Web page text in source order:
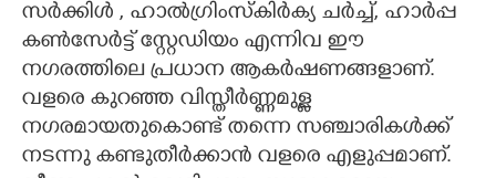
സർക്കിൾ , ഹാൽഗ്രിംസ്കിർക്യ ചർച്ച്, ഹാർപ്പ
കൺസേർട്ട് സ്റ്റേഡിയം എന്നിവ ഈ
നഗരത്തിലെ പ്രധാന ആകർഷണങ്ങളാണ്.
വളരെ കുറഞ്ഞ വിസ്തീർണ്ണമുള്ള
നഗരമായതുകൊണ്ട് തന്നെ സഞ്ചാരികൾക്ക്
നടന്നു കണ്ടുതീർക്കാൻ വളരെ എളുപ്പമാണ്.